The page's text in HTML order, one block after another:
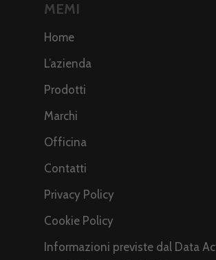
MEMI
Home
L’azienda
Prodotti
Marchi
Officina
Contatti
Privacy Policy
Cookie Policy
Informazioni previste dal Data